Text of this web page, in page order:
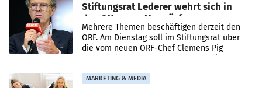
Stiftungsrat Lederer wehrt sich in
den SN gegen Vorwürfe
Mehrere Themen beschäftigen derzeit den
ORF. Am Dienstag soll im Stiftungsrat über
die vom neuen ORF-Chef Clemens Pig
MARKETING & MEDIA